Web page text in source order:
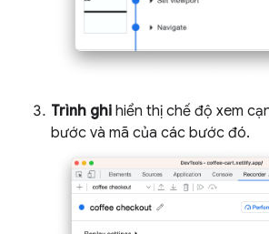
Trình ghi hiển thị chế độ xem
bước và mã của các bước đó.